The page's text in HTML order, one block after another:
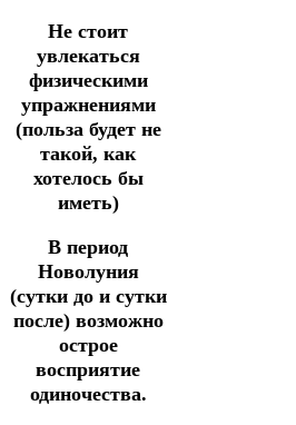
Не стоит
увлекаться
физическими
упражнениями
(польза будет не
такой, как
хотелось бы
иметь)
В период
Новолуния
(сутки до и сутки
после) возможно
острое
восприятие
одиночества.